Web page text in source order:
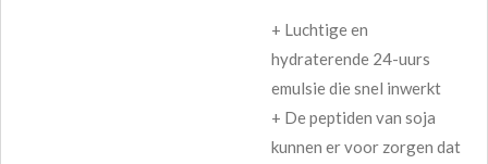
+ Luchtige en
hydraterende 24-uurs
emulsie die snel inwerkt
+ De peptiden van soja
kunnen er voor zorgen dat